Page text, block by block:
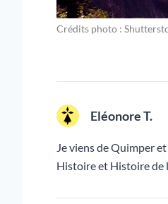
Crédits photo :
Eléonore T.
Je viens de Quimper
Histoire et Histoire de